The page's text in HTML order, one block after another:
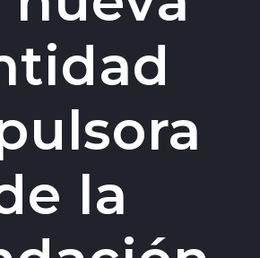
la